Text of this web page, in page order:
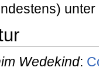
Wedekind: